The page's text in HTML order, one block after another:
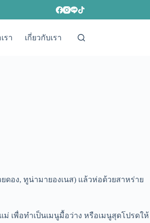
รา เกี่ยวกับเรา
อง, ทูน่ามายองเนส) แล้วห่อด้วยสาหร่าย
เพื่อทำเป็นเมนูมื้อว่าง หรือเมนูสุดโปรดให้